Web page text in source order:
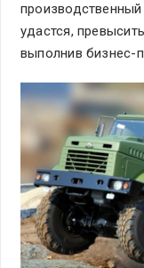
удастся,
выполнив бизнес-